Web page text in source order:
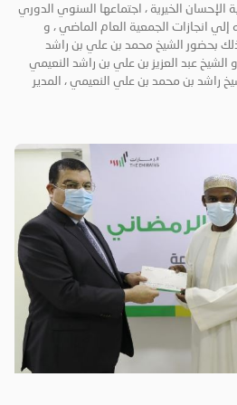
نصب عينيها ، و استطاعت الوصول إلي
، مشيراً إلي أن الأهمية القصوى هي دعم
قال : إن هذا ليس كل شيء ، فنحن نسعي
بالكوادر ، كي نحافظ على استدامة العمل
، و توسيع قاعدة المستفيدين ، و
المستحقة. و تخلل الاجتماع مناقشات هدفت
إلي مراتب متقدمة. و في ختام
، وجه الشيخ راشد بن محمد بن علي بن راشد النعيمي ، الشكر لجنود
حاجات الناس و لبّوها ، مبدياً سعادته من النتائج التي
الأعمال الخيرية و الإنسانية بشكل فاعل.
الخيرية ، اجتماعها السنوي الدوري
انجازات الجمعية العام الماضي ، و
ذلك بحضور الشيخ محمد بن علي بن راشد
الشيخ عبد العزيز بن علي بن راشد النعيمي
راشد بن محمد بن علي النعيمي ، المدير
تحقق من إنجازات نوعية ، خلال الفترة
الخطط الاستراتيجية و أهدافها
، و تحقيق الاستدامة في مد يد العون لكل
و المجتمع. و تقدم الشيخ عبد العزيز بن علي
، بالشكر و الامتنان على كل الدعم و الجهود
المبذولة في سبيل تحقيق رؤية الجمعية الاستشرافية المستدامة ، مشيراً إلى
يتم تصميمه بدقة بالغة من خلال أطر
الأهداف و المهام و أشكال التدريب
، و هو الأمر الذي نعمل من خلاله و نسعي
الدائم . و أضاف الشيخ عبد العزيز :
نستذكر معاً الآن العام الماضي ٢٠٢٢ و نري ما كان فيه من تحديات و إنجازات
، مؤكداً أن العمل الخيري المستدام في
نصرتهم حتى يتمكنوا من الإسهام بشكل
أنفسهم و قدراتهم من أجل خلق